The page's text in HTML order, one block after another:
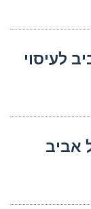
לעיסוי
אביב